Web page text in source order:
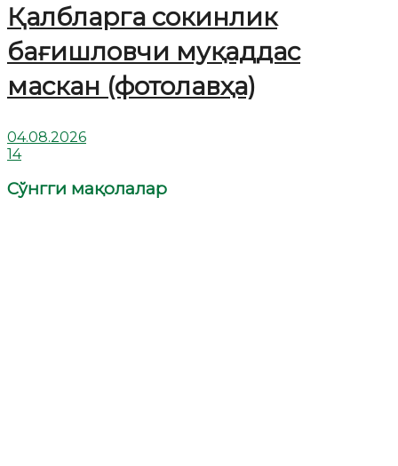
Қалбларга сокинлик
бағишловчи муқаддас
маскан (фотолавҳа)
04.08.2026
14
Сўнгги мақолалар